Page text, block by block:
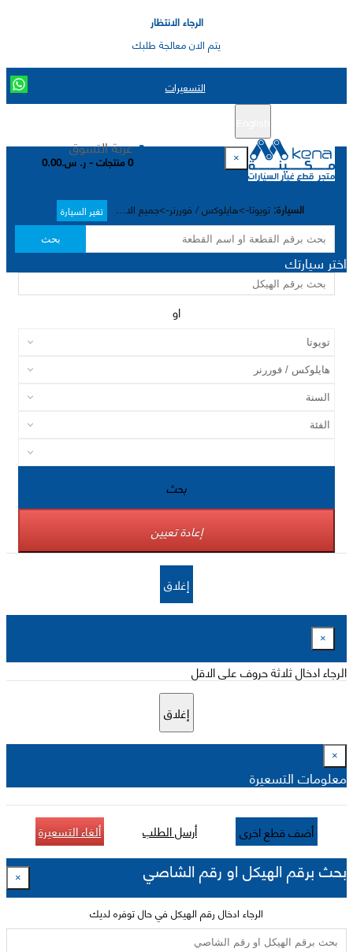
الرجاء الانتظار
يتم الان معالجة طلبك
التسعيرات
عربة التسوق
0 منتجات - ر. س.0.00
السيارة: تويوتا->هايلوکس / فوررنر->جميع الاختيارات-> تغير السيارة
بحث
×
اختر سيارتك
او
بحث
إعادة تعيين
إغلاق
×
الرجاء ادخال ثلاثة حروف على الاقل
إغلاق
×
معلومات التسعيرة
أضف قطع اخرى أرسل الطلب ألغاء التسعيرة
بحث برقم الهيكل او رقم الشاصي ×
الرجاء ادخال رقم الهيكل في حال توفره لديك